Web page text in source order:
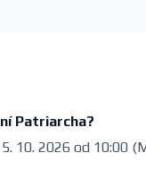
Patriarcha?
10. 2026 od 10:00